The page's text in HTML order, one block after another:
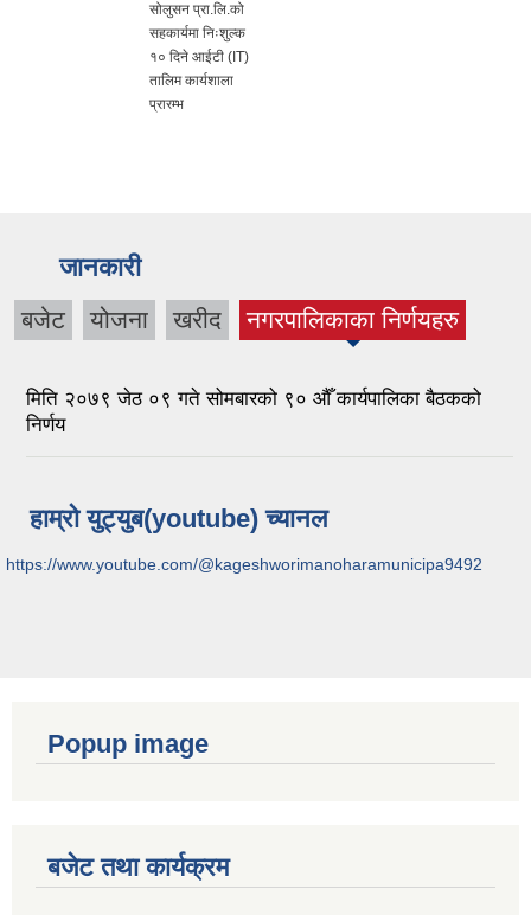
सोलुसन प्रा.लि.को
सहकार्यमा निःशुल्क
१० दिने आईटी (IT)
तालिम कार्यशाला
प्रारम्भ
जानकारी
बजेट योजना खरीद नगरपालिकाका निर्णयहरु
(active tab)
मिति २०७९ जेठ ०९ गते सोमबारको ९० औँ कार्यपालिका बैठकको
निर्णय
हाम्रो युट्युब(youtube) च्यानल
https://www.youtube.com/@kageshworimanoharamunicipa9492
Popup image
बजेट तथा कार्यक्रम